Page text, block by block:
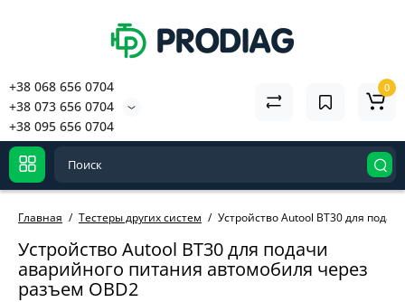
+38 068 656 0704
+38 073 656 0704
+38 095 656 0704
0
Главная Тестеры других систем Устройство Autool BT30 для
Устройство Autool BT30 для подачи
аварийного питания автомобиля через
разъем OBD2